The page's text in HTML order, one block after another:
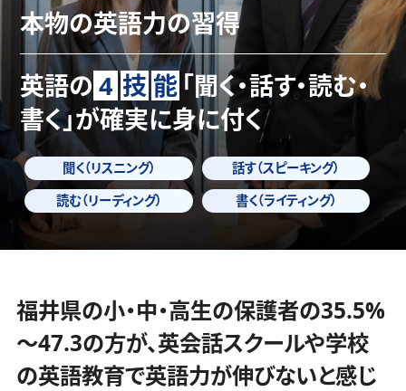
本物の英語力の習得
英語の 4 技能 「聞く・話す・読む・
書く」が確実に身に付く
聞く（リスニング）
話す（スピーキング）
読む（リーディング）
書く（ライティング）
福井県の小・中・高生の保護者の35.5%
～47.3の方が、英会話スクールや学校
の英語教育で英語力が伸びないと感じ